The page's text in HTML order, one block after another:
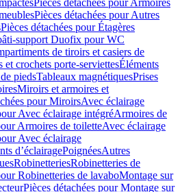
Pièces détachées pour Armoires
Pièces détachées pour Autres
Pièces détachées pour Étagères
support Duofix pour WC
de tiroirs et casiers de
et crochets porte-serviettesÉléments
piedsTableaux magnétiquesPrises
Miroirs et armoires et
pour MiroirsAvec éclairage
Avec éclairage intégréArmoires de
Armoires de toiletteAvec éclairage
Avec éclairage
d’éclairagePoignéesAutres
RobinetteriesRobinetteries de
Robinetteries de lavaboMontage sur
Pièces détachées pour Montage sur